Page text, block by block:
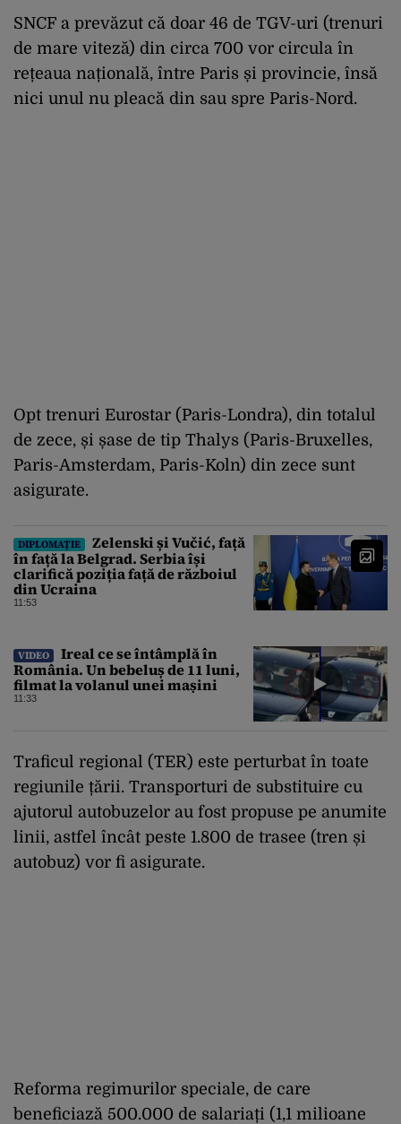
SNCF a prevăzut că doar 46 de TGV-uri (trenuri
de mare viteză) din circa 700 vor circula în
rețeaua națională, între Paris și provincie, însă
nici unul nu pleacă din sau spre Paris-Nord.
Opt trenuri Eurostar (Paris-Londra), din totalul
de zece, și șase de tip Thalys (Paris-Bruxelles,
Paris-Amsterdam, Paris-Koln) din zece sunt
asigurate.
DIPLOMAȚIE
Zelenski și Vučić, față
în față la Belgrad. Serbia își
clarifică poziția față de războiul
din Ucraina
11:53
VIDEO
Ireal ce se întâmplă în
România. Un bebeluș de 11 luni,
filmat la volanul unei mașini
11:33
Traficul regional (TER) este perturbat în toate
regiunile țării. Transporturi de substituire cu
ajutorul autobuzelor au fost propuse pe anumite
linii, astfel încât peste 1.800 de trasee (tren și
autobuz) vor fi asigurate.
Reforma regimurilor speciale, de care
beneficiază 500.000 de salariați (1,1 milioane